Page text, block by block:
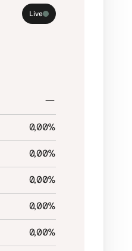
Live
0,00%
0,00%
0,00%
0,00%
0,00%